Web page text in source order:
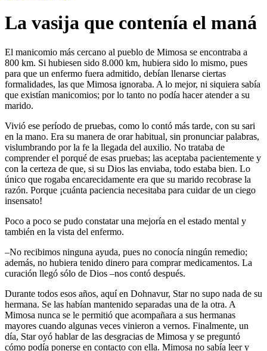
La vasija que contenía el maná
El manicomio más cercano al pueblo de Mimosa se encontraba a
800 km. Si hubiesen sido 8.000 km, hubiera sido lo mismo, pues
para que un enfermo fuera admitido, debían llenarse ciertas
formalidades, las que Mimosa ignoraba. A lo mejor, ni siquiera sabía
que existían manicomios; por lo tanto no podía hacer atender a su
marido.
Vivió ese período de pruebas, como lo contó más tarde, con su sari
en la mano. Era su manera de orar habitual, sin pronunciar palabras,
vislumbrando por la fe la llegada del auxilio. No trataba de
comprender el porqué de esas pruebas; las aceptaba pacientemente y
con la certeza de que, si su Dios las enviaba, todo estaba bien. Lo
único que rogaba encarecidamente era que su marido recobrase la
razón. Porque ¡cuánta paciencia necesitaba para cuidar de un ciego
insensato!
Poco a poco se pudo constatar una mejoría en el estado mental y
también en la vista del enfermo.
–No recibimos ninguna ayuda, pues no conocía ningún remedio;
además, no hubiera tenido dinero para comprar medicamentos. La
curación llegó sólo de Dios –nos contó después.
Durante todos esos años, aquí en Dohnavur, Star no supo nada de su
hermana. Se las habían mantenido separadas una de la otra. A
Mimosa nunca se le permitió que acompañara a sus hermanas
mayores cuando algunas veces vinieron a vernos. Finalmente, un
día, Star oyó hablar de las desgracias de Mimosa y se preguntó
cómo podía ponerse en contacto con ella. Mimosa no sabía leer y